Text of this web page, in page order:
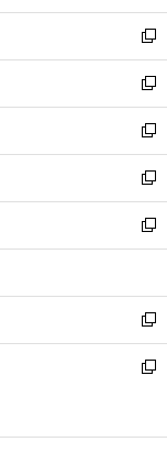
開
く
ウ
で
開
く
ン
ド
ウ
で
開
く
ウ
ィ
ン
ド
ウ
で
開
く
新
し
い
ウ
ィ
ン
ド
ウ
で
開
新
し
い
ウ
ィ
ン
ド
ウ
開
く
新
し
い
ウ
ィ
ン
ウ
で
開
く
新
し
い
ウ
ン
ド
ウ
で
新
し
ウ
ィ
ン
ド
開
新
し
い
ン
新
ウ